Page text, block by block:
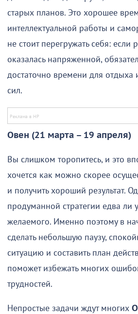
старых планов. Это хорошее
интеллектуальной работы и
не стоит перегружать себя: если
оказалась напряженной,
достаточно времени для отдыха
сил.
Овен (21 марта – 19 апреля)
Вы слишком торопитесь, и это
хочется как можно скорее
и получить хороший результат.
продуманной стратегии едва ли
желаемого. Именно поэтому в
сделать небольшую паузу,
ситуацию и составить план
поможет избежать многих
трудностей.
Непростые задачи ждут многих